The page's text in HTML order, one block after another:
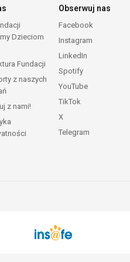
Dzieciom
Fundacji
z naszych
z nami!
Obserwuj nas
Facebook
Instagram
LinkedIn
Spotify
YouTube
TikTok
X
Telegram